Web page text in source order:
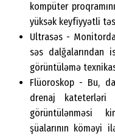
kompüter
yüksək keyfiyyətli
Ultrasəs -
səs dalğalarından
görüntüləmə
Flüoroskop - Bu,
drenaj kateterləri
görüntülənməsi
şüalarının